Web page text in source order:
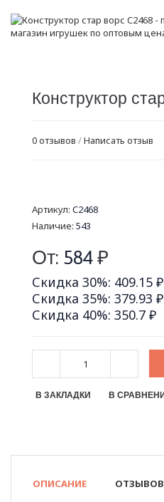
Конструктор
0 отзывов /Написать отзыв
Артикул: C2468
Наличие: 543
От: 584₽
Скидка 30%: 409.15 ₽
Скидка 35%: 379.93 ₽
Скидка 40%: 350.7 ₽
В ЗАКЛАДКИ В
ОПИСАНИЕ ОТЗЫВОВ